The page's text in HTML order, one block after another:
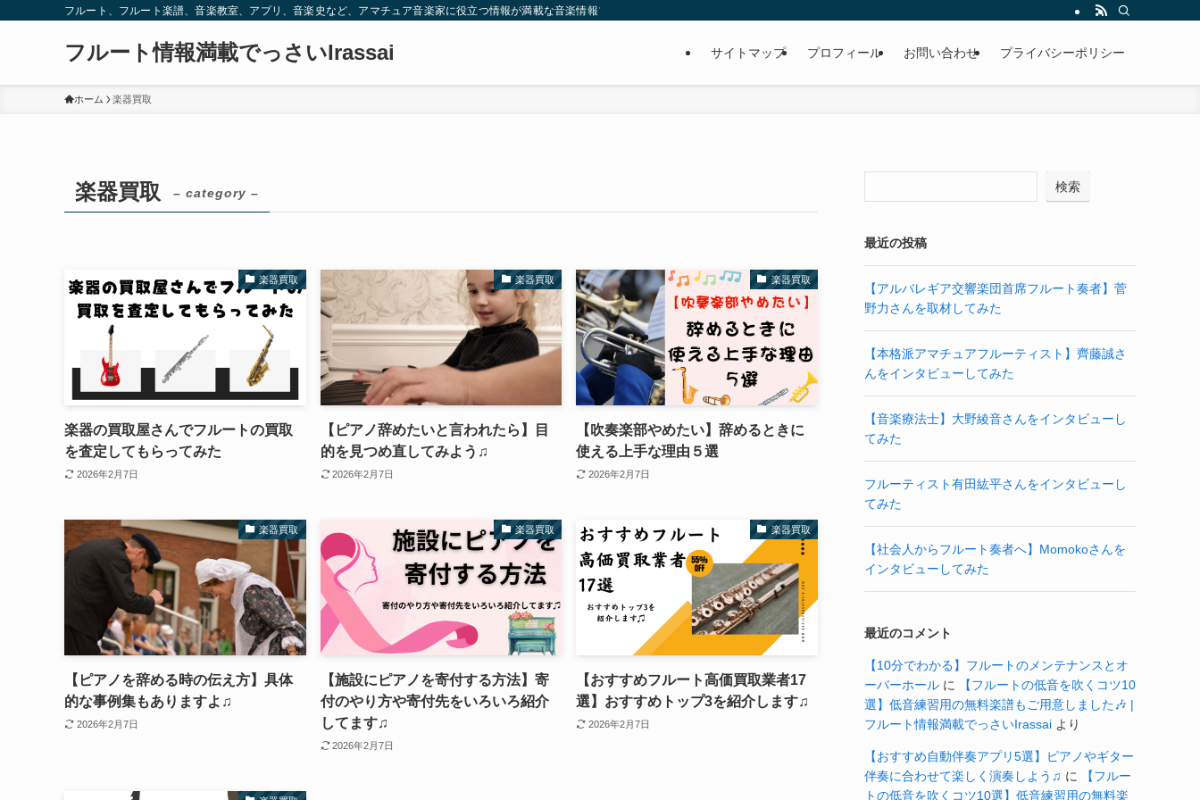
フルート、フルート楽譜、音楽教室、アプリ、音楽史など、アマチュア音楽家に役立つ情報が満載な音楽情報ブログです♫
フルート情報満載でっさいIrassai サイトマップ プロフィール お問い合わせ プライバシーポリシー
ホーム 楽器買取
楽器買取 – category –
楽器買取
楽器の買取屋さんでフルートの買取
を査定してもらってみた
2026年2月7日
楽器買取
【ピアノ辞めたいと言われたら】目
的を見つめ直してみよう♫
2026年2月7日
楽器買取
【吹奏楽部やめたい】辞めるときに
使える上手な理由５選
2026年2月7日
楽器買取
【ピアノを辞める時の伝え方】具体
的な事例集もありますよ♫
2026年2月7日
楽器買取
【施設にピアノを寄付する方法】寄
付のやり方や寄付先をいろいろ紹介
してます♫
2026年2月7日
楽器買取
【おすすめフルート高価買取業者17
選】おすすめトップ3を紹介します♫
2026年2月7日
検索
最近の投稿
【アルバレギア交響楽団首席フルート奏者】菅
野力さんを取材してみた
【本格派アマチュアフルーティスト】齊藤誠さ
んをインタビューしてみた
【音楽療法士】大野綾音さんをインタビューし
てみた
フルーティスト有田紘平さんをインタビューし
てみた
【社会人からフルート奏者へ】Momokoさんを
インタビューしてみた
最近のコメント
【10分でわかる】フルートのメンテナンスとオ
ーバーホール に
【フルートの低音を吹くコツ10
選】低音練習用の無料楽譜もご用意しました🎶 |
フルート情報満載でっさいIrassai より
【おすすめ自動伴奏アプリ5選】ピアノやギター
伴奏に合わせて楽しく演奏しよう♫ に
【フルー
トの低音を吹くコツ10選】低音練習用の無料楽